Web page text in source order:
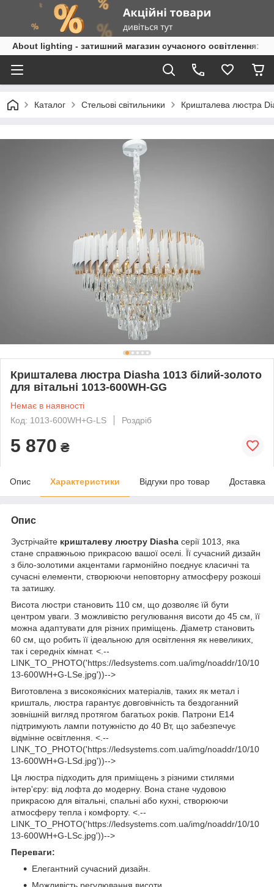
About lighting - затишний магазин сучасного освітлення:
Каталог Стельові світильники Кришталева люстра
Кришталева люстра Diasha 1013 білий-золото
для вітальні 1013-600WH-GG
Немає в наявності
Код: 1013-600WH+G-LS
Роздріб
5 870 ₴
Опис Характеристики Відгуки про товар Доставка
Опис
Зустрічайте кришталеву люстру Diasha серії 1013, яка
стане справжньою прикрасою вашої оселі. Її сучасний дизайн
з біло-золотими акцентами гармонійно поєднує класичні та
сучасні елементи, створюючи неповторну атмосферу розкоші
та затишку.
Висота люстри становить 110 см, що дозволяє їй бути
центром уваги. З можливістю регулювання висоти до 45 см, її
можна адаптувати для різних приміщень. Діаметр становить
60 см, що робить її ідеальною для освітлення як невеликих,
так і середніх кімнат. <.--
LINK_TO_PHOTO('https://ledsystems.com.ua/img/noaddr/10/10
13-600WH+G-LSe.jpg'))-->
Виготовлена з високоякісних матеріалів, таких як метал і
кришталь, люстра гарантує довговічність та бездоганний
зовнішній вигляд протягом багатьох років. Патрони E14
підтримують лампи потужністю до 40 Вт, що забезпечує
відмінне освітлення. <.--
LINK_TO_PHOTO('https://ledsystems.com.ua/img/noaddr/10/10
13-600WH+G-LSd.jpg'))-->
Ця люстра підходить для приміщень з різними стилями
інтер'єру: від лофта до модерну. Вона стане чудовою
прикрасою для вітальні, спальні або кухні, створюючи
атмосферу тепла і комфорту. <.--
LINK_TO_PHOTO('https://ledsystems.com.ua/img/noaddr/10/10
13-600WH+G-LSc.jpg'))-->
Переваги:
Елегантний сучасний дизайн.
Можливість регулювання висоти.